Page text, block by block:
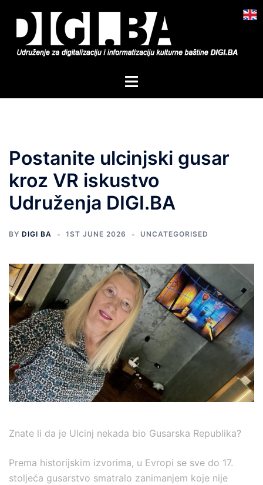
content
Toggle
Postanite ulcinjski gusar
kroz VR iskustvo
Udruženja DIGI.BA
BY DIGI BA 1ST JUNE 2026 UNCATEGORISED
Znate li da je Ulcinj nekada bio Gusarska Republika?
Prema historijskim izvorima, u Evropi se sve do 17.
stoljeća gusarstvo smatralo zanimanjem koje nije